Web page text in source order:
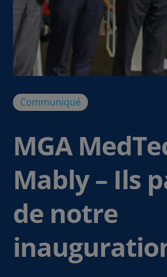
Communiqué
MGA
Mably – Ils
de notre